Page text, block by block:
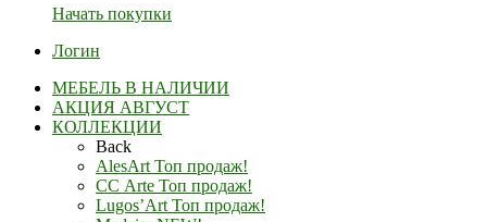
Начать покупки
Логин
МЕБЕЛЬ В НАЛИЧИИ
АКЦИЯ АВГУСТ
КОЛЛЕКЦИИ
Back
AlesArt Топ продаж!
СС Arte Топ продаж!
Lugos’Art Топ продаж!